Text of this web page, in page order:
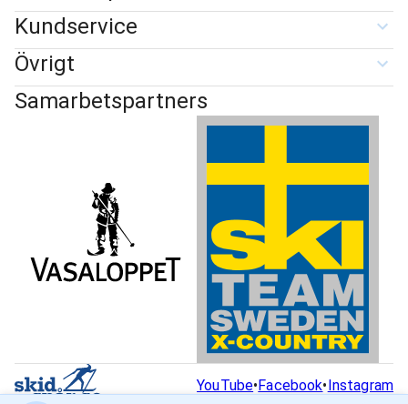
Kundservice
Övrigt
Samarbetspartners
YouTube•Facebook•Instagram